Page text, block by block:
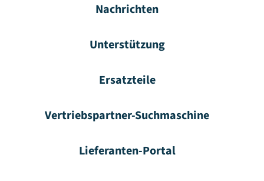
Nachrichten
Unterstützung
Ersatzteile
Vertriebspartner-Suchmaschine
Lieferanten-Portal